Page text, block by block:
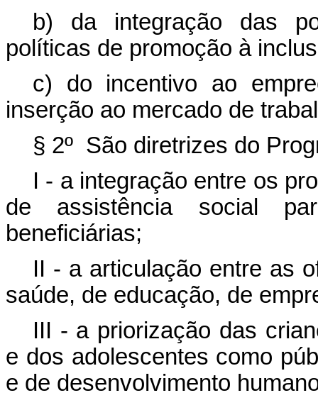
b) da integração das
políticas de promoção à
c) do incentivo ao
inserção ao mercado de
§ 2º São diretrizes do
I - a integração entre os
de assistência social
beneficiárias;
II - a articulação entre as
saúde, de educação, de
III - a priorização das
e dos adolescentes como
e de desenvolvimento